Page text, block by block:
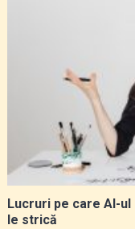
Lucruri pe care AI-
le strică